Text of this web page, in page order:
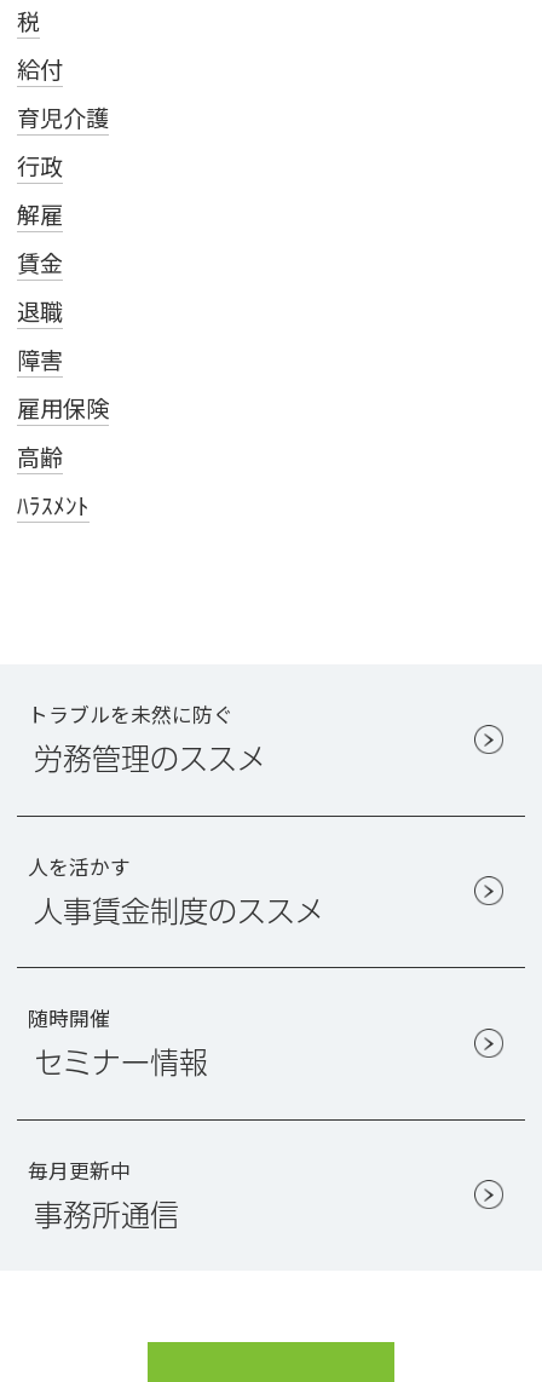
税
給付
育児介護
行政
解雇
賃金
退職
障害
雇用保険
高齢
ﾊﾗｽﾒﾝﾄ
トラブルを未然に防ぐ
労務管理のススメ
人を活かす
人事賃金制度のススメ
随時開催
セミナー情報
毎月更新中
事務所通信